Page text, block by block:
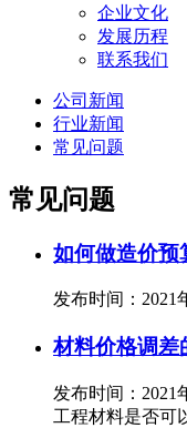
企业文化
发展历程
联系我们
公司新闻
行业新闻
常见问题
常见问题
如何做造价预
发布时间：2021
材料价格调差
发布时间：2021
工程材料是否可